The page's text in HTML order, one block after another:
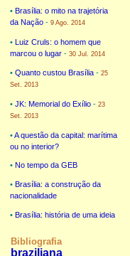
• Brasília: o mito na trajetória
da Nação - 9 Ago. 2014
• Luiz Cruls: o homem que
marcou o lugar - 30 Jul. 2014
• Quanto custou Brasília - 25
Set. 2013
• JK: Memorial do Exílio - 23
Set. 2013
•A questão da capital: marítima
ou no interior?
• No tempo da GEB
• Brasília: a construção da
nacionalidade
• Brasília: história de uma ideia
Bibliografia
braziliana